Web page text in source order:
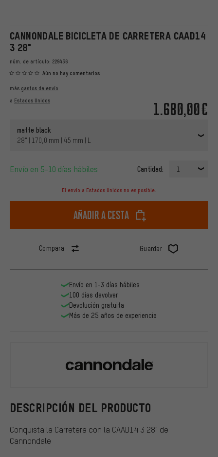
CANNONDALE BICICLETA DE CARRETERA CAAD14
3 28"
núm. de artículo: 229436
Aún no hay comentarios
1.680,00€
más gastos de envío
a Estados Unidos
matte black
28" | 170,0 mm | 45 mm | L
Envío en 5-10 días hábiles Cantidad: 1
El envío a Estados Unidos no es posible.
Añadir a cesta
Compara Guardar
DESCRIPCIÓN DEL PRODUCTO
Conquista la Carretera con la CAAD14 3 28" de
Cannondale
Envío en 1-3 días hábiles
100 días devolver
Devolución gratuita
Más de 25 años de experiencia
Cannondale